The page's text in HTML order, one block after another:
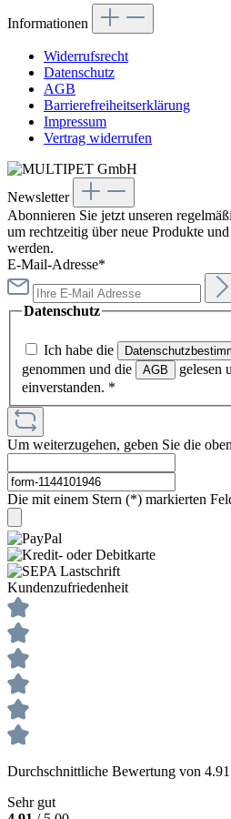
Informationen
Widerrufsrecht
Datenschutz
AGB
Barrierefreiheitserklärung
Impressum
Vertrag widerrufen
Newsletter
Abonnieren Sie jetzt unseren
um rechtzeitig über neue Produkte
werden.
E-Mail-Adresse*
Datenschutz
Ich habe die
genommen und die
AGB
gelesen
einverstanden. *
Um weiterzugehen, geben Sie die
Die mit einem Stern (*) markierten
Kundenzufriedenheit
Durchschnittliche Bewertung von
Sehr gut